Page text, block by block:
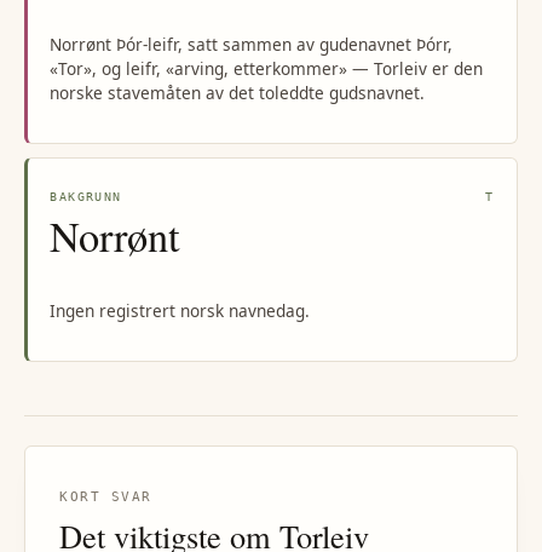
Norrønt Þór-leifr, satt sammen av gudenavnet Þórr,
«Tor», og leifr, «arving, etterkommer» — Torleiv er den
norske stavemåten av det toleddte gudsnavnet.
BAKGRUNN T
Norrønt
Ingen registrert norsk navnedag.
KORT SVAR
Det viktigste om Torleiv